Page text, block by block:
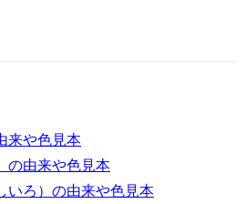
来や色見本
の由来や色見本
いろ）の由来や色見本